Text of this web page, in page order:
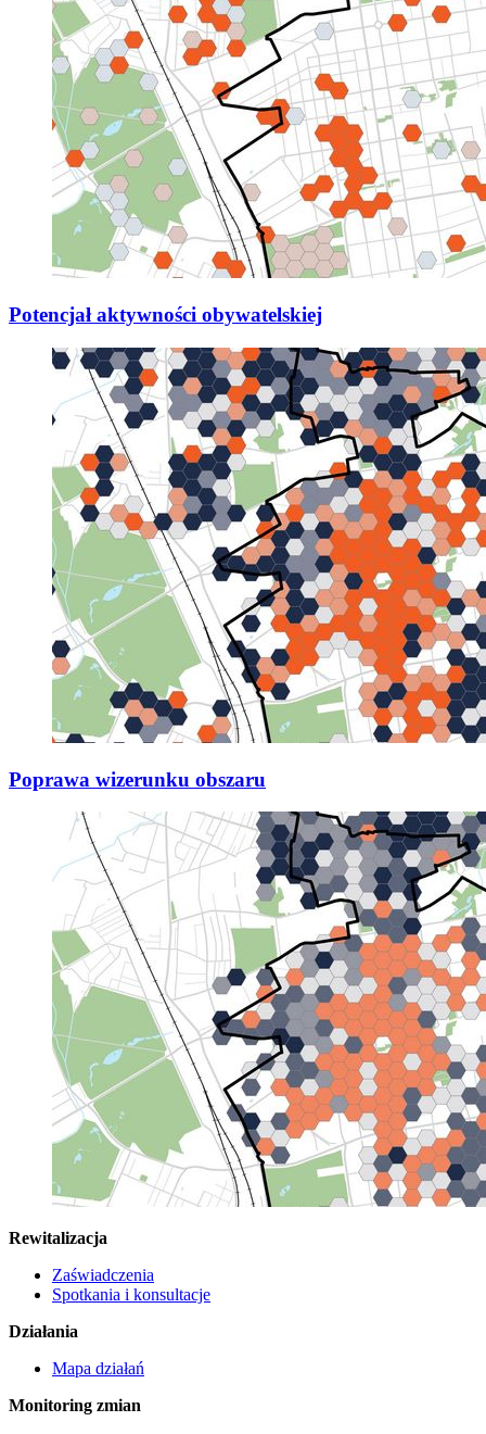
Potencjał aktywności obywatelskiej
Poprawa wizerunku obszaru
Rewitalizacja
Zaświadczenia
Spotkania i konsultacje
Działania
Mapa działań
Monitoring zmian